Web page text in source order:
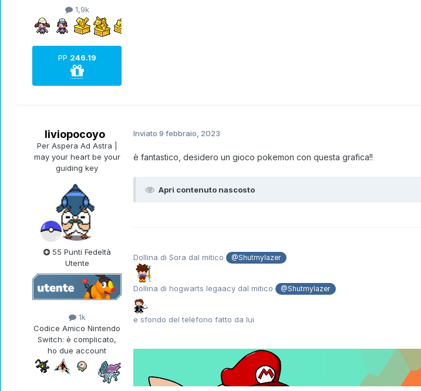
1,9k
PP 246.19
liviopocoyo
Per Aspera Ad Astra |
may your heart be your
guiding key
55 Punti Fedeltà
Utente
1k
Codice Amico Nintendo
Switch: è complicato,
ho due account
Inviato 9 febbraio, 2023
è fantastico, desidero un gioco pokemon con questa grafica!!
Apri contenuto nascosto
Dollina di Sora dal mitico @Shutmylazer
Dollina di hogwarts legaacy dal mitico @Shutmylazer
e sfondo del telefono fatto da lui